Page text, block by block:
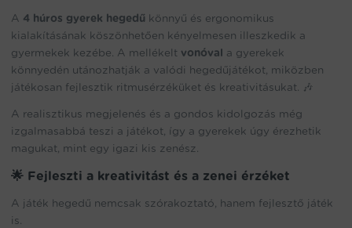
A 4 húros gyerek hegedű könnyű és ergonomikus
kialakításának köszönhetően kényelmesen illeszkedik a
gyermekek kezébe. A mellékelt vonóval a gyerekek
könnyedén utánozhatják a valódi hegedűjátékot, miközben
játékosan fejlesztik ritmusérzéküket és kreativitásukat. 🎶
A realisztikus megjelenés és a gondos kidolgozás még
izgalmasabbá teszi a játékot, így a gyerekek úgy érezhetik
magukat, mint egy igazi kis zenész.
🌟 Fejleszti a kreativitást és a zenei érzéket
A játék hegedű nemcsak szórakoztató, hanem fejlesztő játék
is.